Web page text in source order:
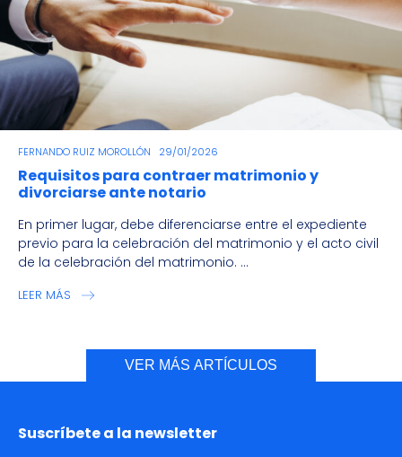
FERNANDO RUIZ MOROLLÓN 29/01/2026
Requisitos para contraer matrimonio y
divorciarse ante notario
En primer lugar, debe diferenciarse entre el expediente
previo para la celebración del matrimonio y el acto civil
de la celebración del matrimonio. ...
LEER MÁS
VER MÁS ARTÍCULOS
Suscríbete a la newsletter